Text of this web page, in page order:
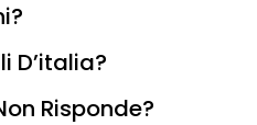
D’italia?
Risponde?